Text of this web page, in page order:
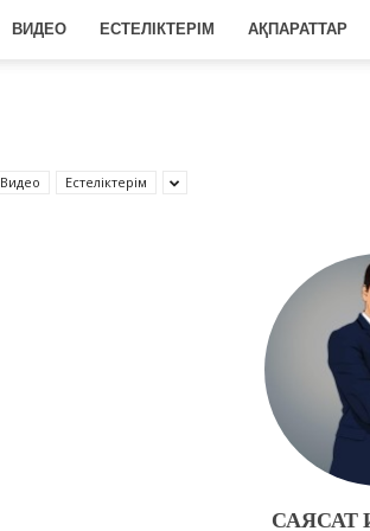
ВИДЕО ЕСТЕЛІКТЕРІМ АҚПАРАТТАР
Видео Естеліктерім
САЯСАТ